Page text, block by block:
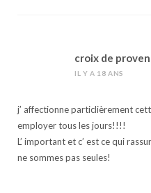
croix de
IL Y A 18 ANS
j’ affectionne particlièrement
employer tous les jours!!!!
L’ important et c’ est ce qui
ne sommes pas seules!